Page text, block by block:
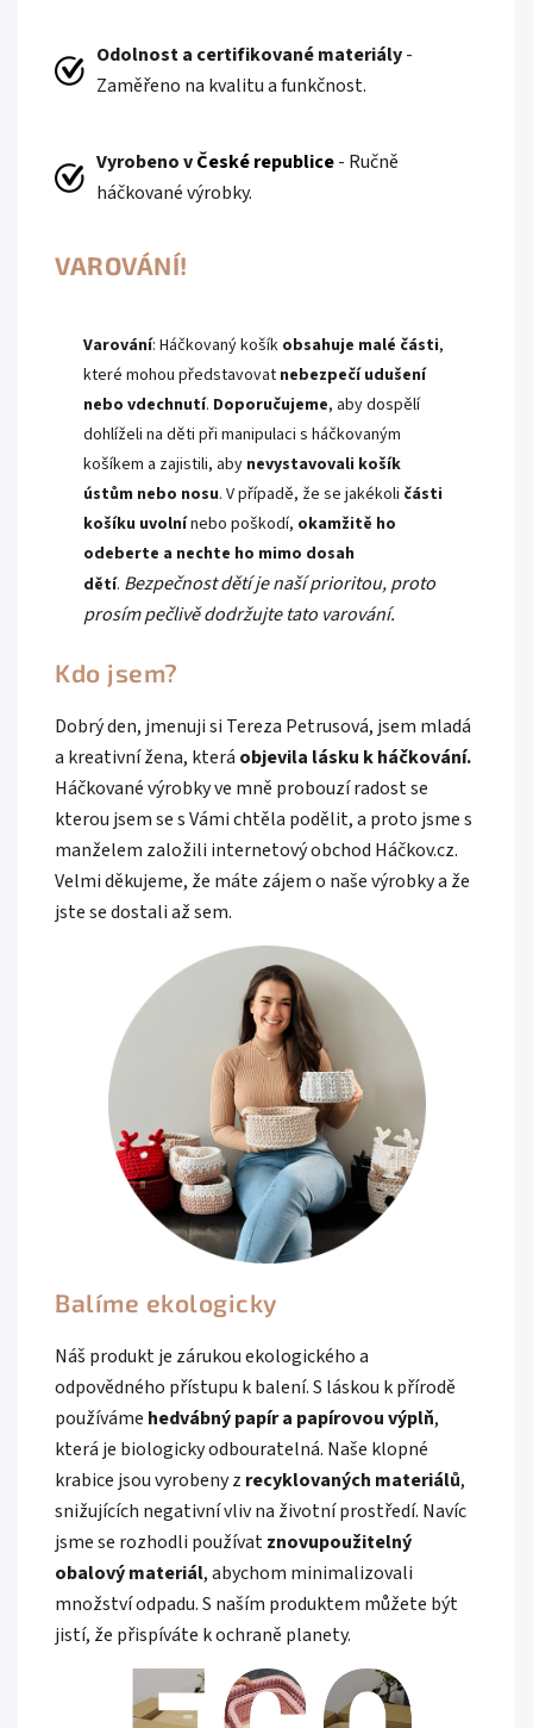
Odolnost a certifikované materiály-
Zaměřeno na kvalitu a funkčnost.
Vyrobeno vČeské republice- Ručně
háčkované výrobky.
VAROVÁNÍ!
Varování: Háčkovaný košík obsahuje malé části,
které mohou představovat nebezpečí udušení
nebo vdechnutí. Doporučujeme, aby dospělí
dohlíželi na děti při manipulaci s háčkovaným
košíkem a zajistili, aby nevystavovali košík
ústům nebo nosu. V případě, že se jakékoli části
košíku uvolnínebo poškodí, okamžitě ho
odeberte a nechte ho mimo dosah
dětí. Bezpečnost dětí je naší prioritou, proto
prosím pečlivě dodržujte tato varování.
Kdo jsem?
Dobrý den, jmenuji si Tereza Petrusová, jsem mladá
a kreativní žena, která objevila lásku k háčkování.
Háčkované výrobky ve mně probouzí radost se
kterou jsem se s Vámi chtěla podělit, a proto jsme s
manželem založili internetový obchod Háčkov.cz.
Velmi děkujeme, že máte zájem o naše výrobky a že
jste se dostali až sem.
Balíme ekologicky
Náš produkt je zárukou ekologického a
odpovědného přístupu k balení. S láskou k přírodě
používáme hedvábný papír a papírovou výplň,
která je biologicky odbouratelná. Naše klopné
krabice jsou vyrobeny z recyklovaných materiálů,
snižujících negativní vliv na životní prostředí. Navíc
jsme se rozhodli používatznovupoužitelný
obalový materiál, abychom minimalizovali
množství odpadu. S naším produktem můžete být
jistí, že přispíváte k ochraně planety.